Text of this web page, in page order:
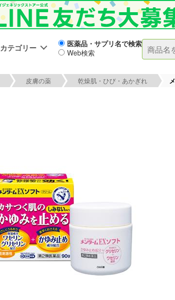
カテゴリー
医薬品・サプリ名で検索
Web検索
皮膚の薬 乾燥肌・ひび・あかぎれ